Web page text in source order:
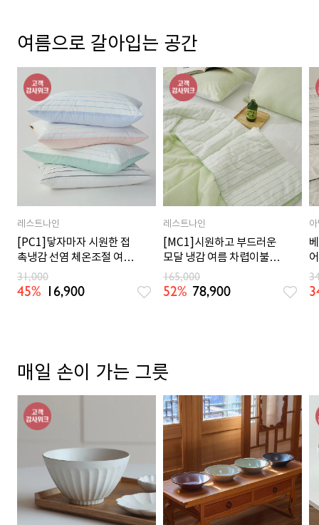
여름으로 갈아입는 공간
레스트나인
[PC1]닿자마자 시원한 접
촉냉감 선염 체온조절 여름
베개커버 4컬러
31,000
45% 16,900
레스트나인
[MC1]시원하고 부드러운
모달 냉감 여름 차렵이불
SS/Q 6컬러
165,000
52% 78,900
매일 손이 가는 그릇